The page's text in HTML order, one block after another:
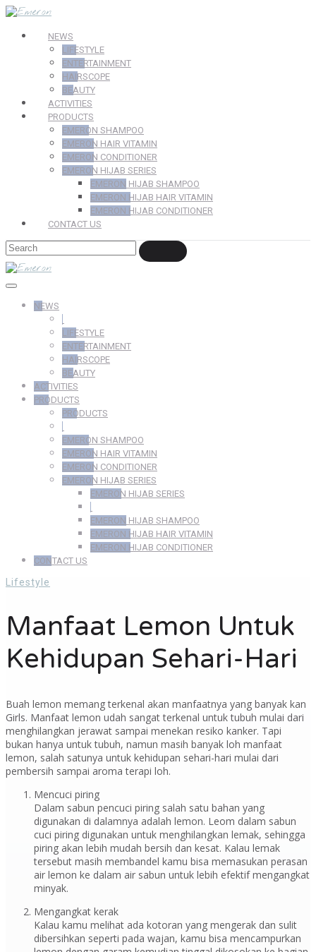
NEWS
LIFESTYLE
ENTERTAINMENT
HAIRSCOPE
BEAUTY
ACTIVITIES
PRODUCTS
EMERON SHAMPOO
EMERON HAIR VITAMIN
EMERON CONDITIONER
EMERON HIJAB SERIES
EMERON HIJAB SHAMPOO
EMERON HIJAB HAIR VITAMIN
EMERON HIJAB CONDITIONER
CONTACT US
NEWS
LIFESTYLE
ENTERTAINMENT
HAIRSCOPE
BEAUTY
ACTIVITIES
PRODUCTS
PRODUCTS
EMERON SHAMPOO
EMERON HAIR VITAMIN
EMERON CONDITIONER
EMERON HIJAB SERIES
EMERON HIJAB SERIES
EMERON HIJAB SHAMPOO
EMERON HIJAB HAIR VITAMIN
EMERON HIJAB CONDITIONER
CONTACT US
Lifestyle
Manfaat Lemon Untuk
Kehidupan Sehari-Hari
Buah lemon memang terkenal akan manfaatnya yang banyak kan
Girls. Manfaat lemon udah sangat terkenal untuk tubuh mulai dari
menghilangkan jerawat sampai menekan resiko kanker. Tapi
bukan hanya untuk tubuh, namun masih banyak loh manfaat
lemon, salah satunya untuk kehidupan sehari-hari mulai dari
pembersih sampai aroma terapi loh.
Mencuci piring
Dalam sabun pencuci piring salah satu bahan yang
digunakan di dalamnya adalah lemon. Leom dalam sabun
cuci piring digunakan untuk menghilangkan lemak, sehingga
piring akan lebih mudah bersih dan kesat. Kalau lemak
tersebut masih membandel kamu bisa memasukan perasan
air lemon ke dalam air sabun untuk lebih efektif mengangkat
minyak.
Mengangkat kerak
Kalau kamu melihat ada kotoran yang mengerak dan sulit
dibersihkan seperti pada wajan, kamu bisa mencampurkan